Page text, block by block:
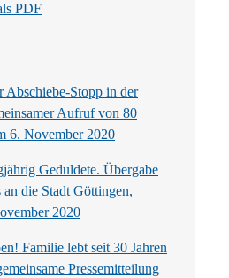
PDF
Abschiebe-Stopp in der
Aufruf von 80
6. November 2020
Geduldete. Übergabe
die Stadt Göttingen,
2020
Familie lebt seit 30 Jahren
Pressemitteilung